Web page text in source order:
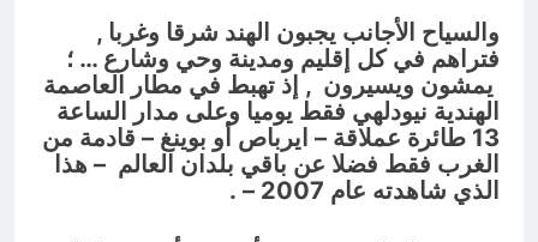
والسياح الأجانب يجبون الهند شرقا وغربا ,
فتراهم في كل إقليم ومدينة وحي وشارع … ؛
يمشون ويسيرون , إذ تهبط في مطار العاصمة
الهندية نيودلهي فقط يوميا وعلى مدار الساعة
13 طائرة عملاقة – ايرباص أو بوينغ – قادمة من
الغرب فقط فضلا عن باقي بلدان العالم – هذا
الذي شاهدته عام 2007 – .